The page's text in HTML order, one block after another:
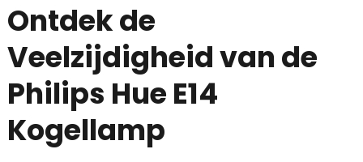
Ontdek de
Veelzijdigheid van de
Philips Hue E14
Kogellamp